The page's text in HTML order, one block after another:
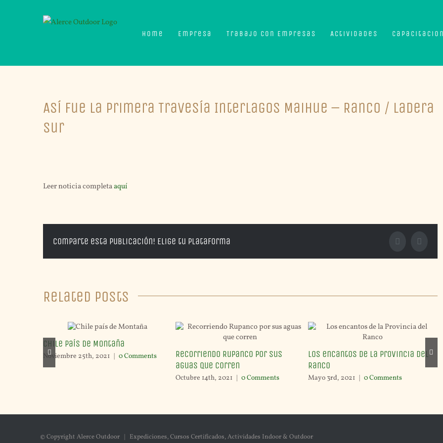
Home Empresa Trabajo con Empresas Actividades
Así fue la primera Travesía Interlagos Maihue – Ranco / Ladera
Sur
Leer noticia completaaquí
Comparte esta publicación! Elige tu plataforma Facebook
X
Related Posts
Chile país de Montaña
Noviembre 25th, 2021 | 0 Comments
Recorriendo Rupanco por sus
aguas que corren
Octubre 14th, 2021 | 0 Comments
Los encantos de la Provincia del
Ranco
Mayo 3rd, 2021 | 0 Comments
© Copyright Alerce Outdoor | Expediciones, Cursos Certificados, Actividades Indoor & Outdoor